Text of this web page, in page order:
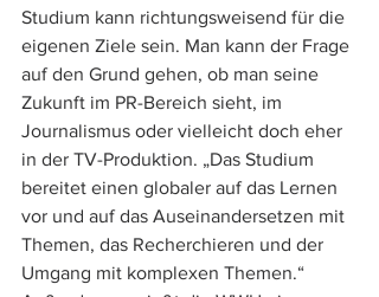
Studium kann richtungsweisend für die
eigenen Ziele sein. Man kann der Frage
auf den Grund gehen, ob man seine
Zukunft im PR-Bereich sieht, im
Journalismus oder vielleicht doch eher
in der TV-Produktion. „Das Studium
bereitet einen globaler auf das Lernen
vor und auf das Auseinandersetzen mit
Themen, das Recherchieren und der
Umgang mit komplexen Themen.“